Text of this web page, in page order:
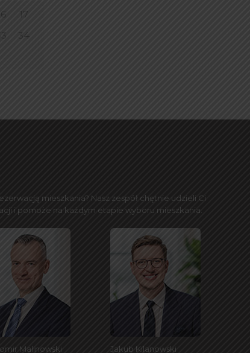
17
34
mieszkania? Nasz zespół chętnie udzieli Ci
i pomoże na każdym etapie wyboru mieszkania.
Malinowski Jakub Kilanowski